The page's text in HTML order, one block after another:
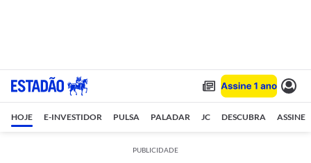
HOJE E-INVESTIDOR PULSA PALADAR JC DESCUBRA ASSINE
PUBLICIDADE